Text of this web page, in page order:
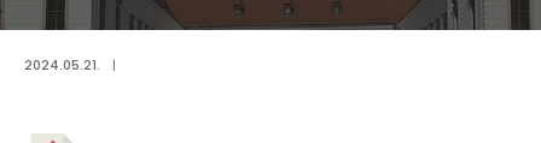
2024.05.21. |